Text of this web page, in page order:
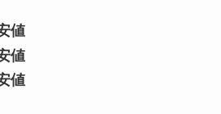
値
値
値